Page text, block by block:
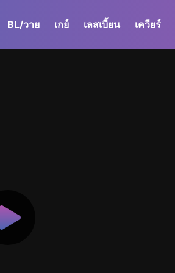
BL/วาย เกย์ เลสเบี้ยน เควียร์